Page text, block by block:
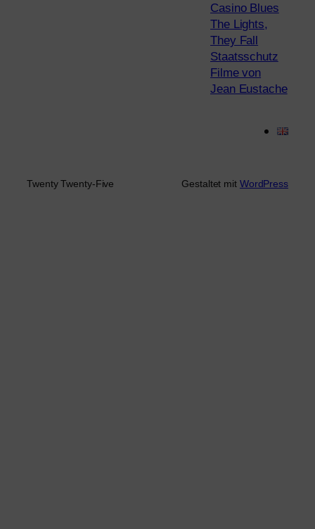
Casino Blues
The Lights,
They Fall
Staatsschutz
Filme von
Jean Eustache
Twenty Twenty-Five Gestaltet mit WordPress